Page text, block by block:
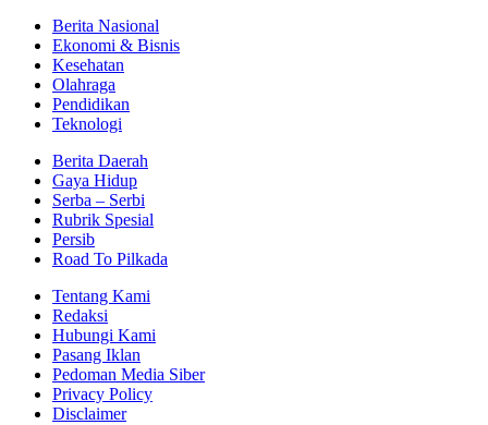
Berita Nasional
Ekonomi & Bisnis
Kesehatan
Olahraga
Pendidikan
Teknologi
Berita Daerah
Gaya Hidup
Serba – Serbi
Rubrik Spesial
Persib
Road To Pilkada
Tentang Kami
Redaksi
Hubungi Kami
Pasang Iklan
Pedoman Media Siber
Privacy Policy
Disclaimer